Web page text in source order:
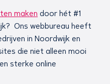
maken door hét #1
Ons webbureau heeft
in Noordwijk en
die niet alleen mooi
sterke online